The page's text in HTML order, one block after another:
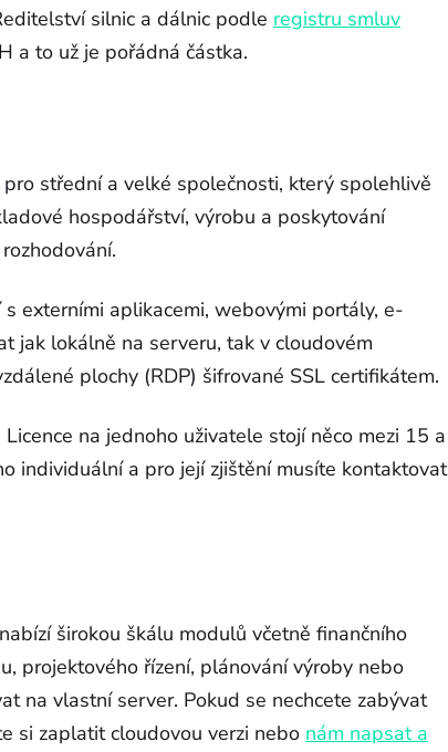
silnic a dálnic podle registru smluv
a to už je pořádná částka.
střední a velké společnosti, který spolehlivě
hospodářství, výrobu a poskytování
externími aplikacemi, webovými portály, e-
jak lokálně na serveru, tak v cloudovém
plochy (RDP) šifrované SSL certifikátem.
na jednoho uživatele stojí něco mezi 15 a
individuální a pro její zjištění musíte kontaktovat
širokou škálu modulů včetně finančního
projektového řízení, plánování výroby nebo
na vlastní server. Pokud se nechcete zabývat
si zaplatit cloudovou verzi nebo nám napsat a